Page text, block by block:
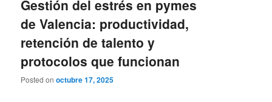
Gestión del estrés en pymes
de Valencia: productividad,
retención de talento y
protocolos que funcionan
Posted onoctubre 17, 2025